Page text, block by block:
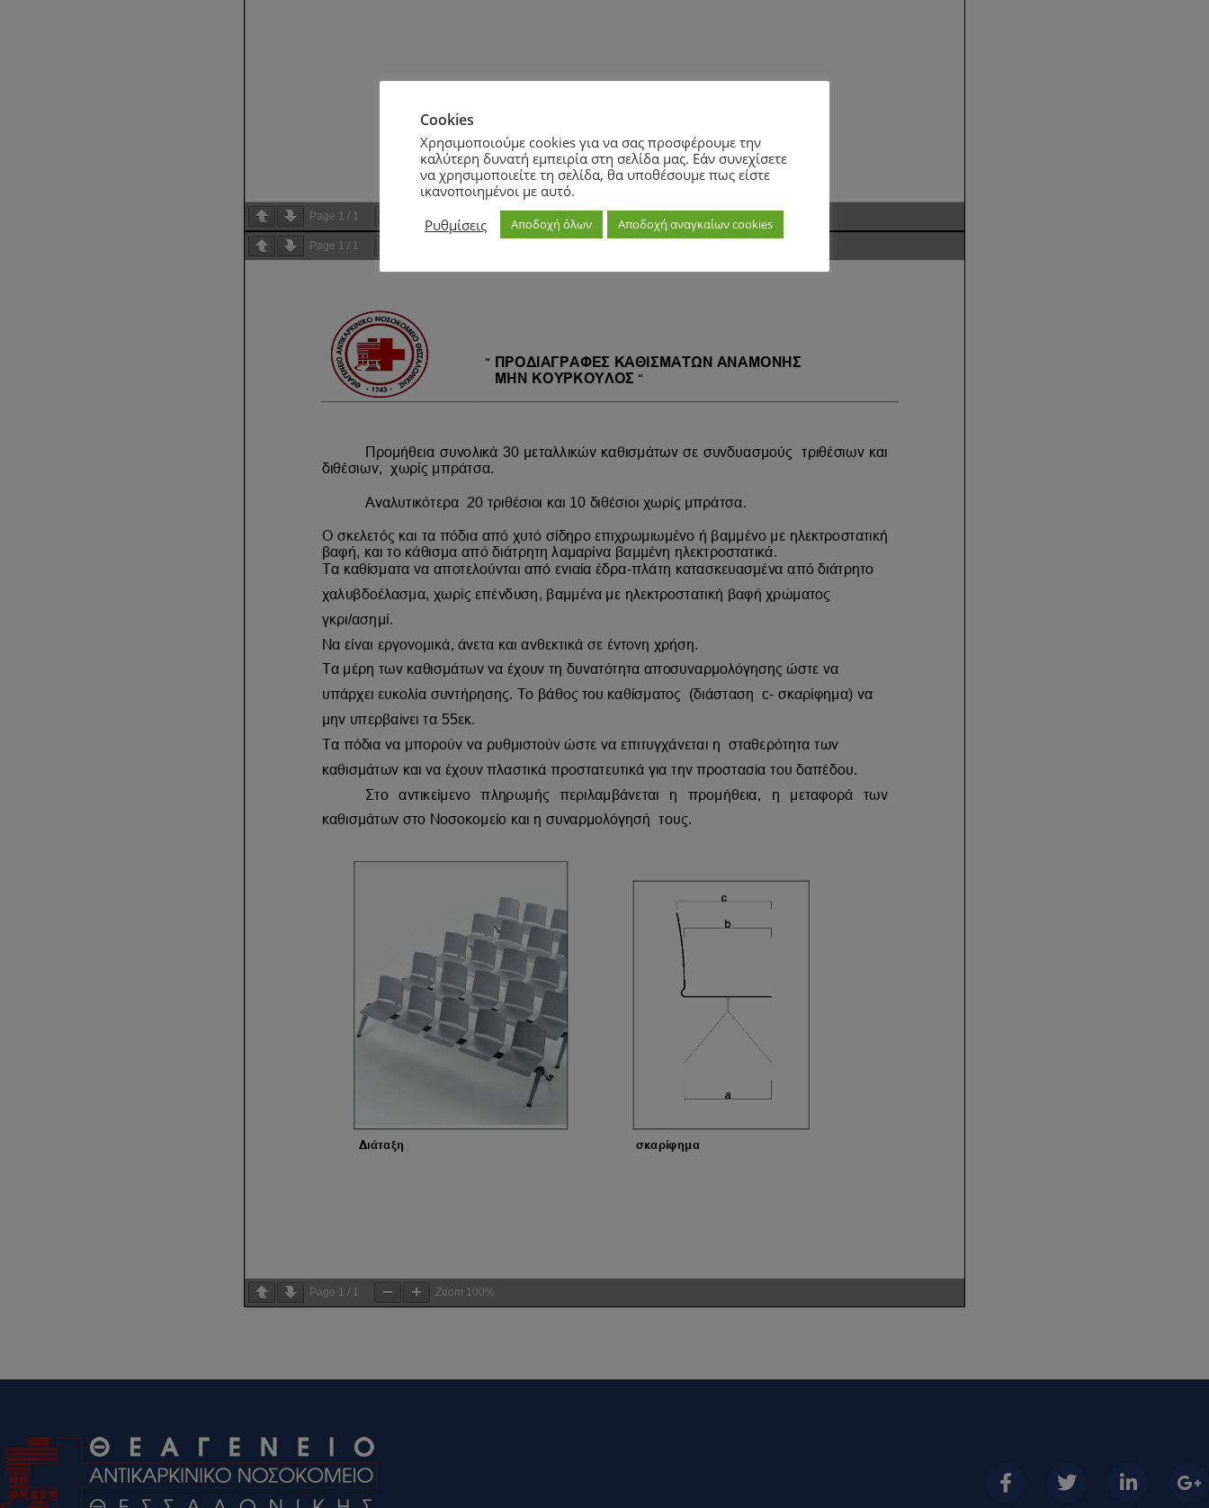
Page 1 / 1
Page 1 / 1
Page 1 / 1 Zoom 100%
Cookies
Χρησιμοποιούμε cookies για να σας προσφέρουμε την
καλύτερη δυνατή εμπειρία στη σελίδα μας. Εάν συνεχίσετε
να χρησιμοποιείτε τη σελίδα, θα υποθέσουμε πως είστε
ικανοποιημένοι με αυτό.
Ρυθμίσεις
Αποδοχή όλων Αποδοχή αναγκαίων cookies